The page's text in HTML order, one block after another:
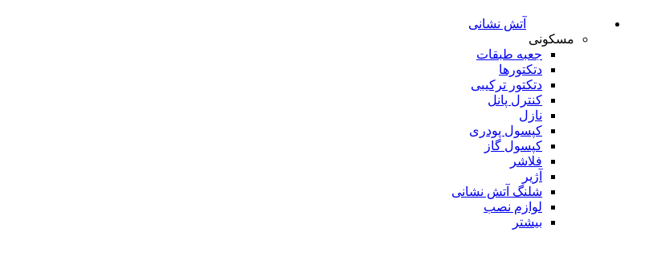
آتش نشانی
مسکونی
جعبه طبقات
دتکتورها
دتکتور ترکیبی
کنترل پانل
نازل
کپسول پودری
کپسول گاز
فلاشر
آژیر
شلنگ آتش نشانی
لوازم نصب
بیشتر